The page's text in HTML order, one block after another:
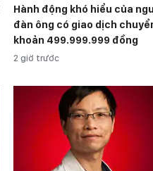
Hành động khó hiểu của
đàn ông có giao dịch
khoản 499.999.999 đồng
2 giờ trước